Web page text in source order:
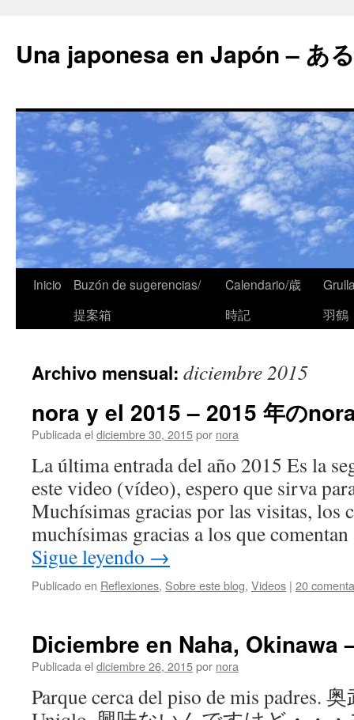
Una japonesa en Japón – あ
Inicio
Buzón de sugerencias/
提案箱
Calendario/歳
時記
羽鶴
Archivo mensual: diciembre 2015
nora y el 2015 – 2015 年の
Publicada el diciembre 30, 2015por nora
La última entrada del año 2015 Es la
este video (vídeo), espero que sirva
Muchísimas gracias por las visitas, los
muchísimas gracias a los que
Sigue leyendo →
Publicado en Reflexiones, Sobre este blog, Videos | 20
Diciembre en Naha, Okinawa
Publicada el diciembre 26, 2015por nora
Parque cerca del piso de mis padres.